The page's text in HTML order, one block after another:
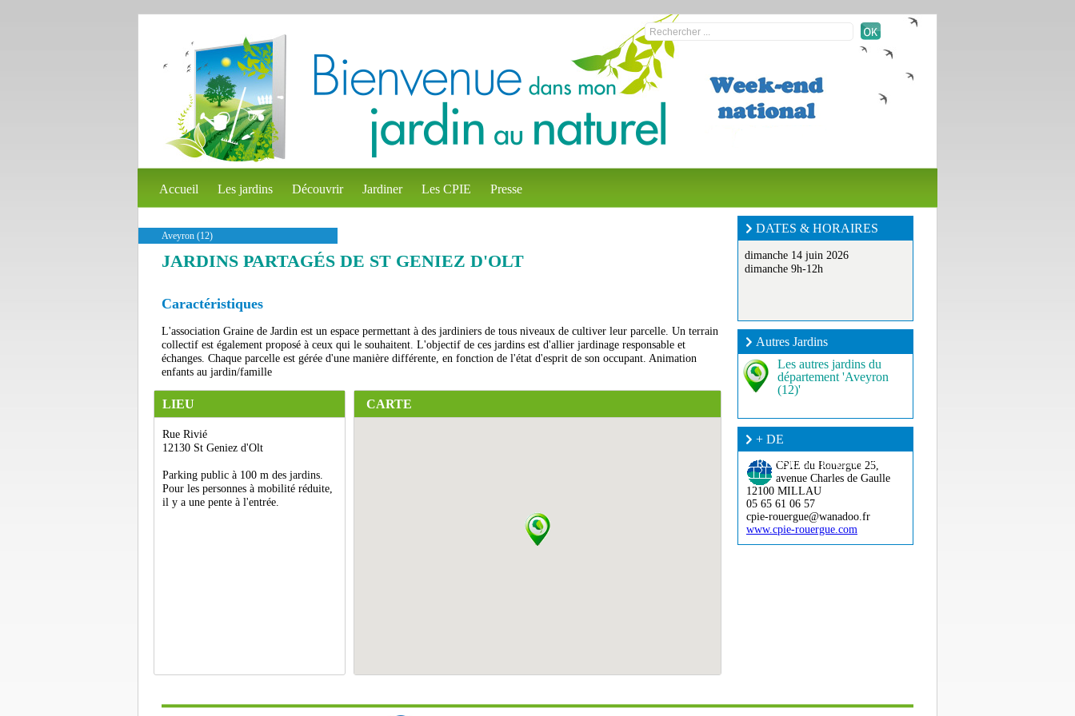
Accueil Les jardins Découvrir Jardiner Les CPIE Presse
Aveyron (12)
JARDINS PARTAGÉS DE ST GENIEZ D'OLT
Caractéristiques
L'association Graine de Jardin est un espace permettant à des jardiniers de tous niveaux de cultiver leur parcelle. Un terrain
collectif est également proposé à ceux qui le souhaitent. L'objectif de ces jardins est d'allier jardinage responsable et
échanges. Chaque parcelle est gérée d'une manière différente, en fonction de l'état d'esprit de son occupant. Animation
enfants au jardin/famille
LIEU
Rue Rivié
12130 St Geniez d'Olt
Parking public à 100 m des jardins.
Pour les personnes à mobilité réduite,
il y a une pente à l'entrée.
CARTE
DATES & HORAIRES
dimanche 14 juin 2026
dimanche 9h-12h
Autres Jardins
Les autres jardins du
département 'Aveyron
(12)'
+ DE
RENSEIGNEMENT ?
CPIE du Rouergue 25,
avenue Charles de Gaulle
12100 MILLAU
05 65 61 06 57
cpie-rouergue@wanadoo.fr
www.cpie-rouergue.com